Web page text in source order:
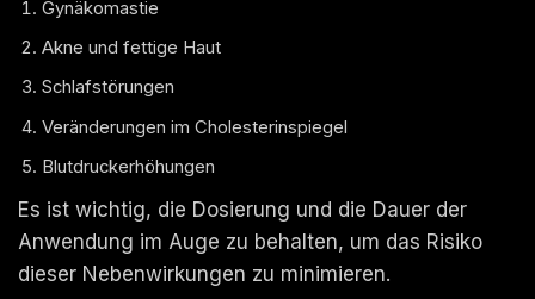
Gynäkomastie
Akne und fettige Haut
Schlafstörungen
Veränderungen im Cholesterinspiegel
Blutdruckerhöhungen
Es ist wichtig, die Dosierung und die Dauer der
Anwendung im Auge zu behalten, um das Risiko
dieser Nebenwirkungen zu minimieren.